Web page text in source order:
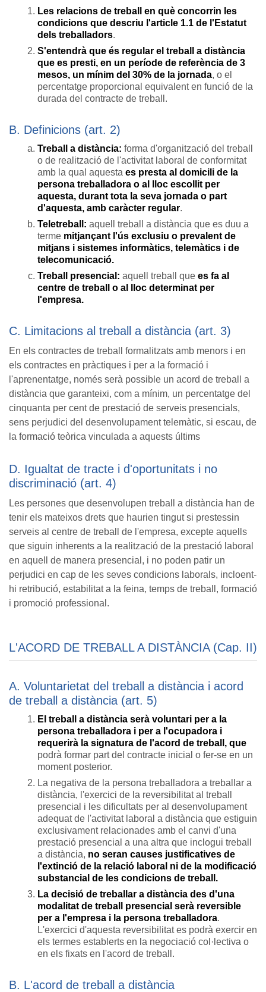
Les relacions de treball en què concorrin les
condicions que descriu l'article 1.1 de l'Estatut
dels treballadors.
S'entendrà que és regular el treball a distància
que es presti, en un període de referència de 3
mesos, un mínim del 30% de la jornada, o el
percentatge proporcional equivalent en funció de la
durada del contracte de treball.
B. Definicions (art. 2)
Treball a distància: forma d'organització del treball
o de realització de l'activitat laboral de conformitat
amb la qual aquesta es presta al domicili de la
persona treballadora o al lloc escollit per
aquesta, durant tota la seva jornada o part
d'aquesta, amb caràcter regular.
Teletreball: aquell treball a distància que es duu a
terme mitjançant l'ús exclusiu o prevalent de
mitjans i sistemes informàtics, telemàtics i de
telecomunicació.
Treball presencial: aquell treball que es fa al
centre de treball o al lloc determinat per
l'empresa.
C. Limitacions al treball a distància (art. 3)
En els contractes de treball formalitzats amb menors i en
els contractes en pràctiques i per a la formació i
l'aprenentatge, només serà possible un acord de treball a
distància que garanteixi, com a mínim, un percentatge del
cinquanta per cent de prestació de serveis presencials,
sens perjudici del desenvolupament telemàtic, si escau, de
la formació teòrica vinculada a aquests últims
D. Igualtat de tracte i d'oportunitats i no
discriminació (art. 4)
Les persones que desenvolupen treball a distància han de
tenir els mateixos drets que haurien tingut si prestessin
serveis al centre de treball de l'empresa, excepte aquells
que siguin inherents a la realització de la prestació laboral
en aquell de manera presencial, i no poden patir un
perjudici en cap de les seves condicions laborals, incloent-
hi retribució, estabilitat a la feina, temps de treball, formació
i promoció professional.
L'ACORD DE TREBALL A DISTÀNCIA (Cap. II)
A. Voluntarietat del treball a distància i acord
de treball a distància (art. 5)
El treball a distància serà voluntari per a la
persona treballadora i per a l'ocupadora i
requerirà la signatura de l'acord de treball, que
podrà formar part del contracte inicial o fer-se en un
moment posterior.
La negativa de la persona treballadora a treballar a
distància, l'exercici de la reversibilitat al treball
presencial i les dificultats per al desenvolupament
adequat de l'activitat laboral a distància que estiguin
exclusivament relacionades amb el canvi d'una
prestació presencial a una altra que inclogui treball
a distància, no seran causes justificatives de
l'extinció de la relació laboral ni de la modificació
substancial de les condicions de treball.
La decisió de treballar a distància des d'una
modalitat de treball presencial serà reversible
per a l'empresa i la persona treballadora.
L'exercici d'aquesta reversibilitat es podrà exercir en
els termes establerts en la negociació col·lectiva o
en els fixats en l'acord de treball.
B. L'acord de treball a distància